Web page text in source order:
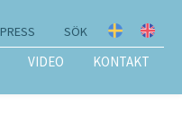
VIDEO KONTAKT
PRESS SÖK